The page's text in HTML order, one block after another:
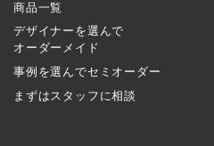
商品一覧
デザイナーを選んで
オーダーメイド
事例を選んでセミオーダー
まずはスタッフに相談